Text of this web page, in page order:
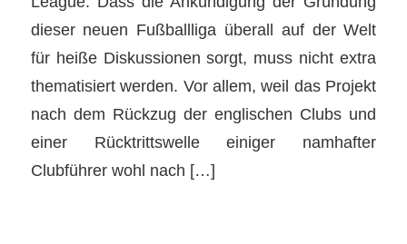
dieser neuen Fußballliga überall auf der Welt
für heiße Diskussionen sorgt, muss nicht extra
thematisiert werden. Vor allem, weil das Projekt
nach dem Rückzug der englischen Clubs und
einer Rücktrittswelle einiger namhafter
Clubführer wohl nach […]